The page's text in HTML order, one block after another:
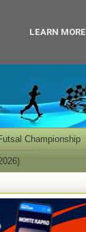
Championship
LEARN MORE